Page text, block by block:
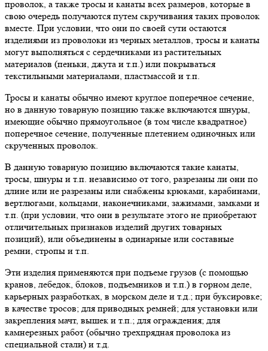
проволок, а также тросы и канаты всех размеров, которые в
свою очередь получаются путем скручивания таких проволок
вместе. При условии, что они по своей сути остаются
изделиями из проволоки из черных металлов, тросы и канаты
могут выполняться с сердечниками из растительных
материалов (пеньки, джута и т.п.) или покрываться
текстильными материалами, пластмассой и т.п.
Тросы и канаты обычно имеют круглое поперечное сечение,
но в данную товарную позицию также включаются шнуры,
имеющие обычно прямоугольное (в том числе квадратное)
поперечное сечение, полученные плетением одиночных или
скрученных проволок.
В данную товарную позицию включаются такие канаты,
тросы, шнуры и т.п. независимо от того, разрезаны ли они по
длине или не разрезаны или снабжены крюками, карабинами,
вертлюгами, кольцами, наконечниками, зажимами, замками и
т.п. (при условии, что они в результате этого не приобретают
отличительных признаков изделий других товарных
позиций), или объединены в одинарные или составные
ремни, стропы и т.п.
Эти изделия применяются при подъеме грузов (с помощью
кранов, лебедок, блоков, подъемников и т.п.) в горном деле,
карьерных разработках, в морском деле и т.д.; при буксировке;
в качестве тросов; для приводных ремней; для установки или
закрепления мачт, вышек и т.п.; для ограждения; для
камнерезных работ (обычно трехпрядная проволока из
специальной стали) и т.д.